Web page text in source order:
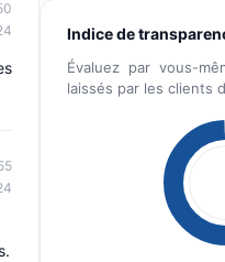
Indice de
Évaluez par vous-
laissés par les clients